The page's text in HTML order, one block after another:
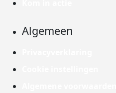
Algemeen